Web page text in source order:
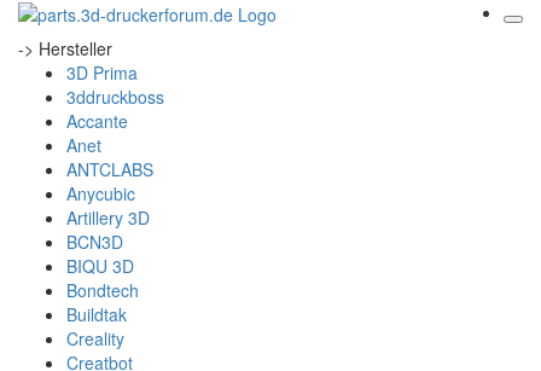
-> Hersteller
3D Prima
3ddruckboss
Accante
Anet
ANTCLABS
Anycubic
Artillery 3D
BCN3D
BIQU 3D
Bondtech
Buildtak
Creality
Creatbot